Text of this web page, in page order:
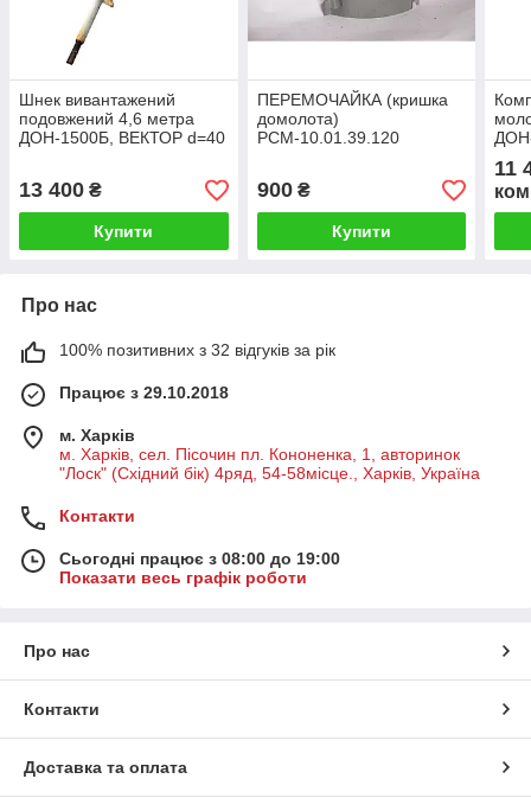
Шнек вивантажений
подовжений 4,6 метра
ДОН-1500Б, ВЕКТОР d=40
13 400 ₴
Купити
ПЕРЕМОЧАЙКА (кришка
домолота)
РСМ-10.01.39.120
900₴
Купити
10
11
Про нас
100% позитивних з 32 відгуків за рік
Працює з 29.10.2018
м. Харків
м. Харків, сел. Пісочин пл. Кононенка, 1, авторинок
"Лоск" (Східний бік) 4ряд, 54-58місце., Харків, Україна
Контакти
Сьогодні працює з 08:00 до 19:00
Показати весь графік роботи
Про нас
Контакти
Доставка та оплата